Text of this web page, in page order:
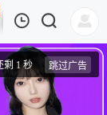
热榜 APP
正片